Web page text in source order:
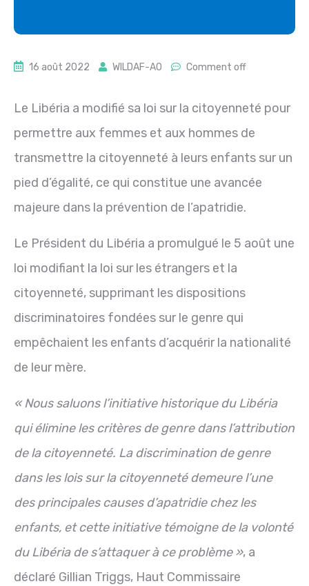
16 août 2022 WILDAF-AO Comment off
Le Libéria a modifié sa loi sur la citoyenneté pour
permettre aux femmes et aux hommes de
transmettre la citoyenneté à leurs enfants sur un
pied d’égalité, ce qui constitue une avancée
majeure dans la prévention de l’apatridie.
Le Président du Libéria a promulgué le 5 août une
loi modifiant la loi sur les étrangers et la
citoyenneté, supprimant les dispositions
discriminatoires fondées sur le genre qui
empêchaient les enfants d’acquérir la nationalité
de leur mère.
« Nous saluons l’initiative historique du Libéria
qui élimine les critères de genre dans l’attribution
de la citoyenneté. La discrimination de genre
dans les lois sur la citoyenneté demeure l’une
des principales causes d’apatridie chez les
enfants, et cette initiative témoigne de la volonté
du Libéria de s’attaquer à ce problème », a
déclaré Gillian Triggs, Haut Commissaire